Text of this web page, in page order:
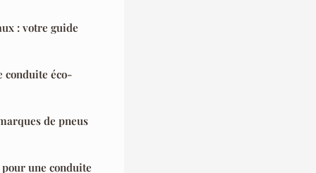
: votre guide
conduite éco-
de pneus
une conduite